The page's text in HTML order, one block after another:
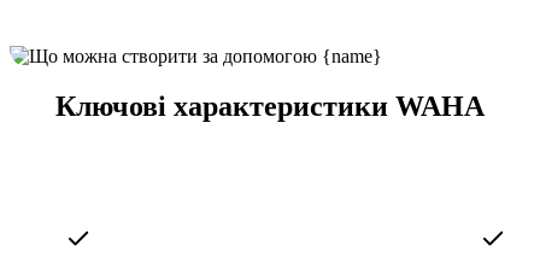
Ключові характеристики WAHA